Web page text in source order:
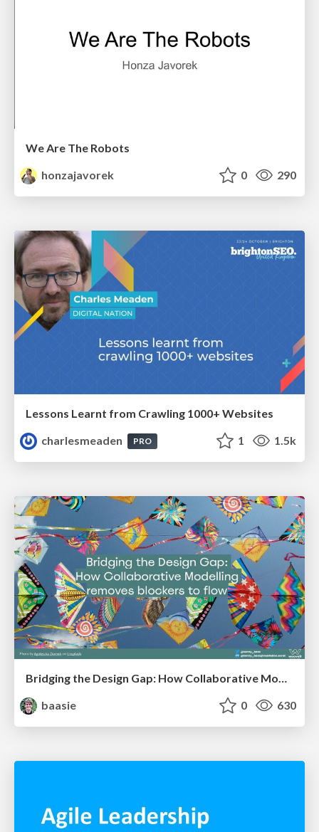
We Are The Robots
honzajavorek
0 290
Lessons Learnt from Crawling 1000+ Websites
charlesmeaden
PRO 1 1.5k
Bridging the Design Gap: How Collaborative Modelling removes blockers to flow between stakeholders and teams @FastFlow conf
baasie
0 630